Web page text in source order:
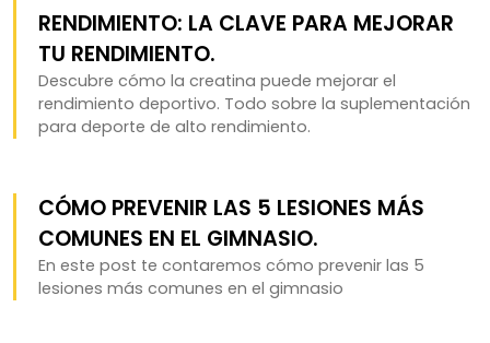
RENDIMIENTO: LA CLAVE PARA MEJORAR
TU RENDIMIENTO.
Descubre cómo la creatina puede mejorar el
rendimiento deportivo. Todo sobre la suplementación
para deporte de alto rendimiento.
CÓMO PREVENIR LAS 5 LESIONES MÁS
COMUNES EN EL GIMNASIO.
En este post te contaremos cómo prevenir las 5
lesiones más comunes en el gimnasio